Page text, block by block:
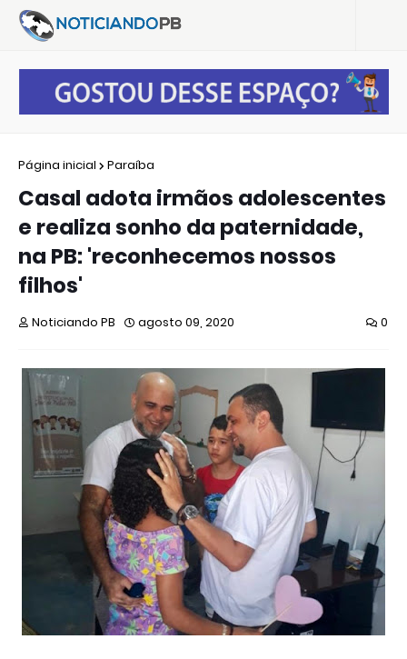
Página inicial Paraíba
Casal adota irmãos adolescentes
e realiza sonho da paternidade,
na PB: 'reconhecemos nossos
filhos'
Noticiando PB agosto 09, 2020 0